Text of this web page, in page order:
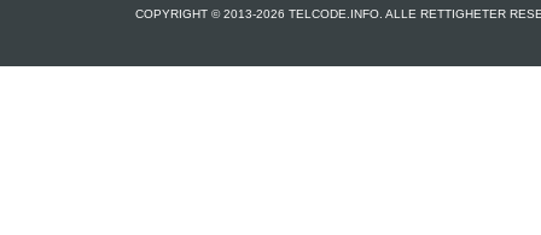
COPYRIGHT © 2013-2026 TELCODE.INFO. ALLE RETTIGHETER